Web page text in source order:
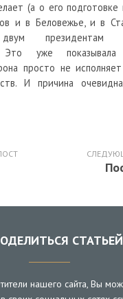
(а о его подготовке
и в Беловежье, и в
президентам
Это уже показывала
просто не
И причина
СТАТЬЕЙ
нашего сайта, Вы